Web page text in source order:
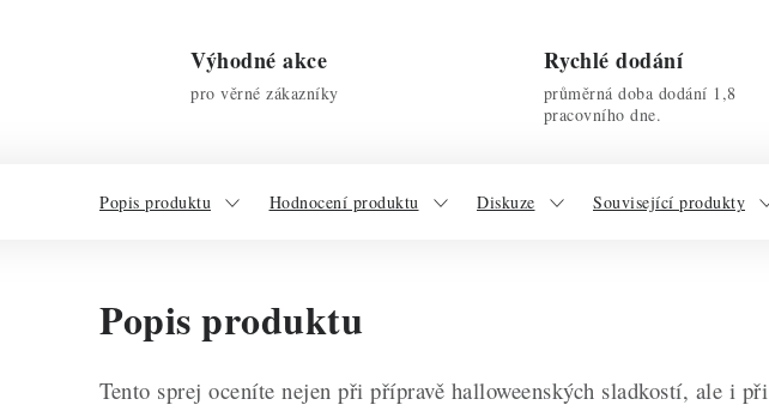
Výhodné akce
pro věrné zákazníky
Rychlé dodání
průměrná doba dodání 1,8
pracovního dne.
Popis produktu Hodnocení produktu Diskuze Související produkty
Popis produktu
Tento sprej oceníte nejen při přípravě halloweenských sladkostí, ale i při